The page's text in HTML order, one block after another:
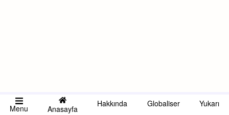
Menu Anasayfa
Hakkında Globaliser Yukarı